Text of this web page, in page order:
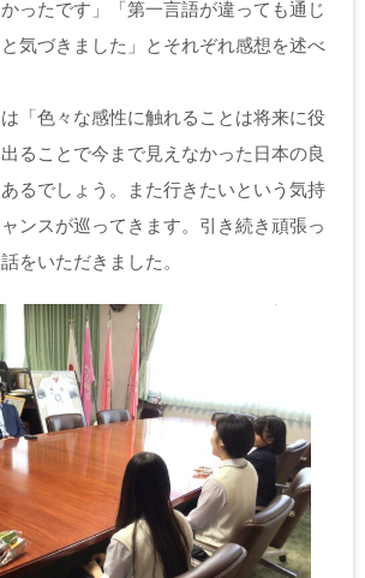
ったです」「第一言語が違っても通じ
気づきました」とそれぞれ感想を述べ
「色々な感性に触れることは将来に役
ることで今まで見えなかった日本の良
るでしょう。また行きたいという気持
ンスが巡ってきます。引き続き頑張っ
をいただきました。